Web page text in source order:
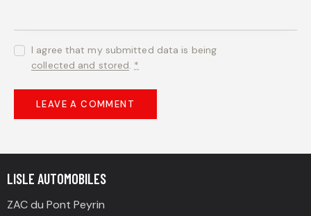
I agree that my submitted data is being
collected and stored. *
LISLE AUTOMOBILES
ZAC du Pont Peyrin